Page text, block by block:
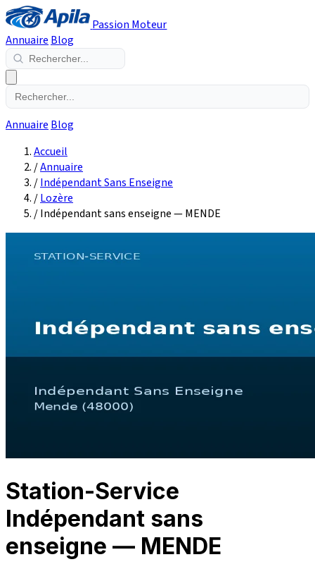
Passion Moteur
Annuaire Blog
Annuaire Blog
Accueil
/Annuaire
/Indépendant Sans Enseigne
/Lozère
/Indépendant sans enseigne — MENDE
Station-Service
Indépendant sans
enseigne — MENDE